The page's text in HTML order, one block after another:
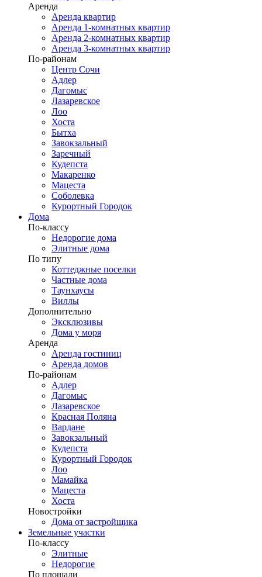
Аренда
Аренда квартир
Аренда 1-комнатных квартир
Аренда 2-комнатных квартир
Аренда 3-комнатных квартир
По-районам
Центр Сочи
Адлер
Дагомыс
Лазаревское
Лоо
Хоста
Бытха
Завокзальный
Заречный
Кудепста
Макаренко
Мацеста
Соболевка
Курортный Городок
Дома
По-классу
Недорогие дома
Элитные дома
По типу
Коттеджные поселки
Частные дома
Таунхаусы
Виллы
Дополнительно
Эксклюзивы
Дома у моря
Аренда
Аренда гостиниц
Аренда домов
По-районам
Адлер
Дагомыс
Лазаревское
Красная Поляна
Вардане
Завокзальный
Кудепста
Курортный Городок
Лоо
Мамайка
Мацеста
Хоста
Новостройки
Дома от застройщика
Земельные участки
По-классу
Элитные
Недорогие
По площади